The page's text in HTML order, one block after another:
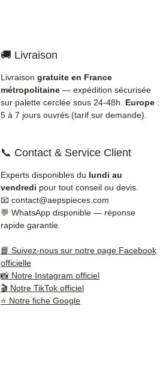
🚚 Livraison
Livraison gratuite en France
métropolitaine — expédition sécurisée
sur palette cerclée sous 24-48h. Europe :
5 à 7 jours ouvrés (tarif sur demande).
📞 Contact & Service Client
Experts disponibles du lundi au
vendredi pour tout conseil ou devis.
📧 contact@aepspieces.com
💬 WhatsApp disponible — réponse
rapide garantie.
📘 Suivez-nous sur notre page Facebook
officielle
📸 Notre Instagram officiel
🎬 Notre TikTok officiel
⭐ Notre fiche Google